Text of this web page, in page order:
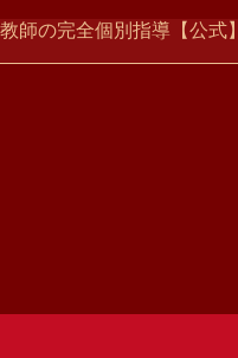
師の完全個別指導【公式】